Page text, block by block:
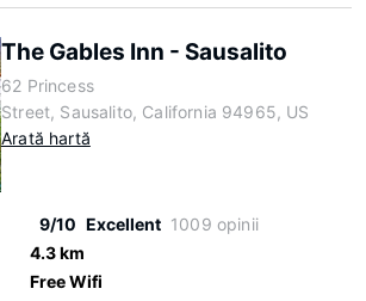
The Gables Inn - Sausalito
62 Princess
Street, Sausalito, California 94965, US
Arată hartă
9/10 Excellent 1009 opinii
4.3 km
Free Wifi